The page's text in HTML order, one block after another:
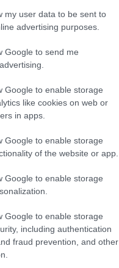
my user data to be sent to
advertising purposes.
Google to send me
Google to enable storage
like cookies on web or
in apps.
Google to enable storage
of the website or app.
Google to enable storage
Google to enable storage
including authentication
fraud prevention, and other
Hirdetés